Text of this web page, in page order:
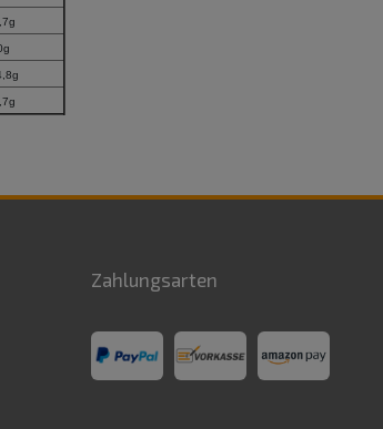
Zahlungsarten